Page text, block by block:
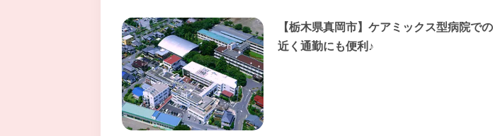
【栃木県真岡市】ケアミックス型病院で
近く通勤にも便利♪